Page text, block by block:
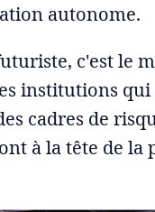
autonome.
c'est le
institutions
cadres de
à la tête de la